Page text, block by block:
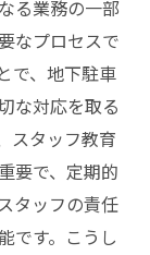
る業務の一部
なプロセスで
で、地下駐車
な対応を取る
スタッフ教育
要で、定期的
タッフの責任
です。こうし